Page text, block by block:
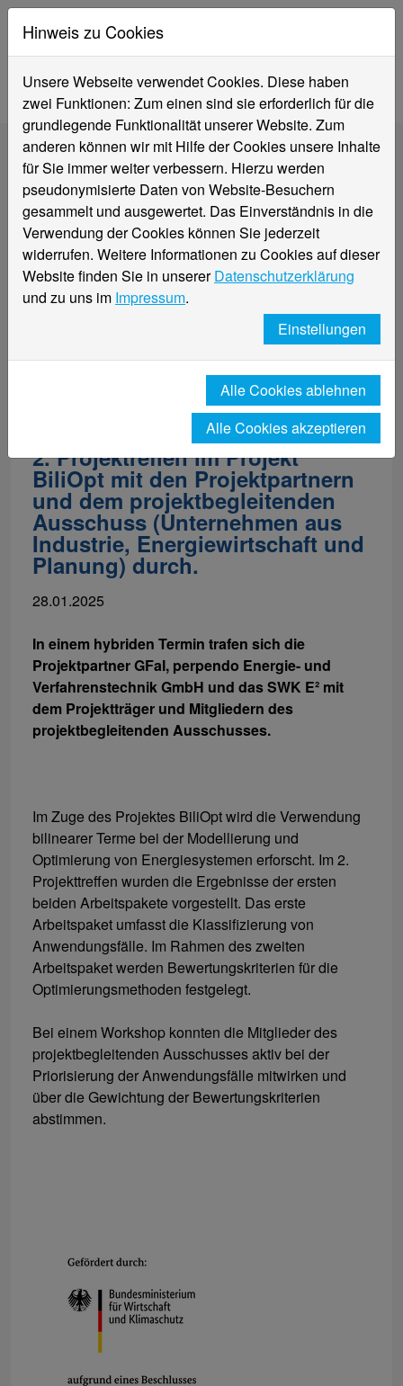
Das SWK E² Institut für
Energietechnik und
Energiemanagement führte das
2. Projektreffen im Projekt
BiliOpt mit den Projektpartnern
und dem projektbegleitenden
Ausschuss (Unternehmen aus
Industrie, Energiewirtschaft und
Planung) durch.
28.01.2025
In einem hybriden Termin trafen sich die
Projektpartner GFaI, perpendo Energie- und
Verfahrenstechnik GmbH und das SWK E² mit
dem Projektträger und Mitgliedern des
projektbegleitenden Ausschusses.
Im Zuge des Projektes BiliOpt wird die Verwendung
bilinearer Terme bei der Modellierung und
Optimierung von Energiesystemen erforscht. Im 2.
Projekttreffen wurden die Ergebnisse der ersten
beiden Arbeitspakete vorgestellt. Das erste
Arbeitspaket umfasst die Klassifizierung von
Anwendungsfälle. Im Rahmen des zweiten
Arbeitspaket werden Bewertungskriterien für die
Optimierungsmethoden festgelegt.
Bei einem Workshop konnten die Mitglieder des
projektbegleitenden Ausschusses aktiv bei der
Priorisierung der Anwendungsfälle mitwirken und
über die Gewichtung der Bewertungskriterien
abstimmen.
Hinweis zu Cookies
Unsere Webseite verwendet Cookies. Diese haben
zwei Funktionen: Zum einen sind sie erforderlich für die
grundlegende Funktionalität unserer Website. Zum
anderen können wir mit Hilfe der Cookies unsere Inhalte
für Sie immer weiter verbessern. Hierzu werden
pseudonymisierte Daten von Website-Besuchern
gesammelt und ausgewertet. Das Einverständnis in die
Verwendung der Cookies können Sie jederzeit
widerrufen. Weitere Informationen zu Cookies auf dieser
Website finden Sie in unsererDatenschutzerklärung
und zu uns im Impressum.
Einstellungen
Alle Cookies ablehnen
Alle Cookies akzeptieren